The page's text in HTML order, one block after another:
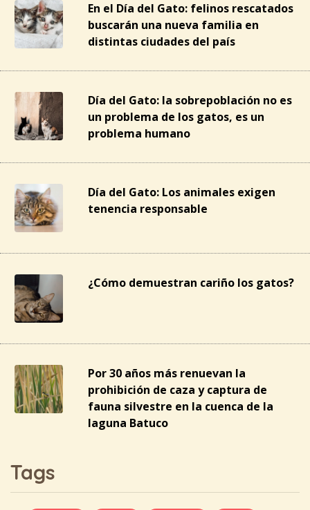
En el Día del Gato: felinos rescatados
buscarán una nueva familia en
distintas ciudades del país
Día del Gato: la sobrepoblación no es
un problema de los gatos, es un
problema humano
Día del Gato: Los animales exigen
tenencia responsable
¿Cómo demuestran cariño los gatos?
Por 30 años más renuevan la
prohibición de caza y captura de
fauna silvestre en la cuenca de la
laguna Batuco
Tags